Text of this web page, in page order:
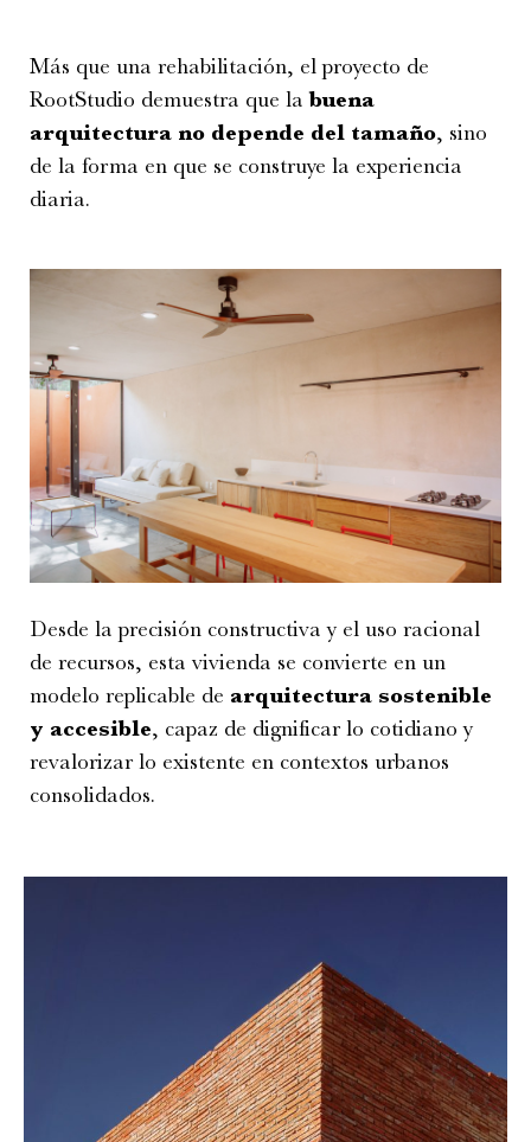
Más que una rehabilitación, el proyecto de
RootStudio demuestra que labuena
arquitectura no depende del tamaño, sino
de la forma en que se construye la experiencia
diaria.
Desde la precisión constructiva y el uso racional
de recursos, esta vivienda se convierte en un
modelo replicable de arquitectura sostenible
y accesible, capaz de dignificar lo cotidiano y
revalorizar lo existente en contextos urbanos
consolidados.